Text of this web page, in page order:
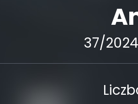
37/